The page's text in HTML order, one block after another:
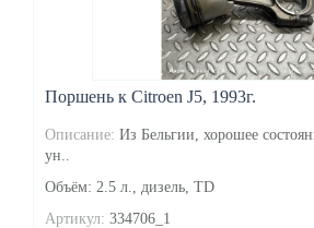
Поршень к Citroen J5, 1993г.
Описание: Из Бельгии, хорошее
ун..
Объём: 2.5 л., дизель, TD
Артикул: 334706_1